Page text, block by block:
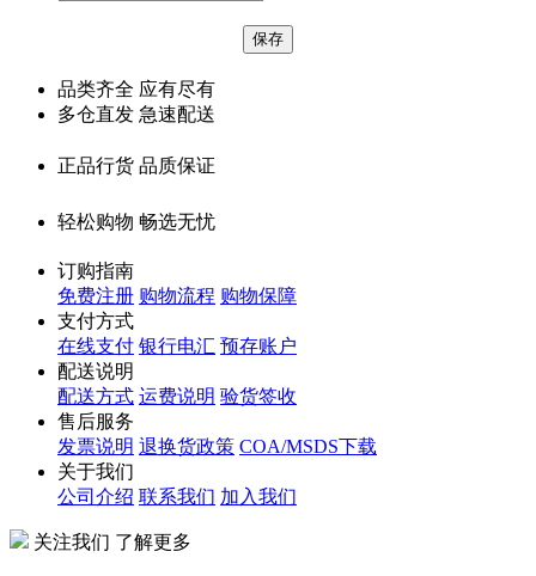
品类齐全 应有尽有
多仓直发 急速配送
正品行货 品质保证
轻松购物 畅选无忧
订购指南
免费注册 购物流程 购物保障
支付方式
在线支付 银行电汇 预存账户
配送说明
配送方式 运费说明 验货签收
售后服务
发票说明 退换货政策 COA/MSDS下载
关于我们
公司介绍 联系我们 加入我们
关注我们 了解更多